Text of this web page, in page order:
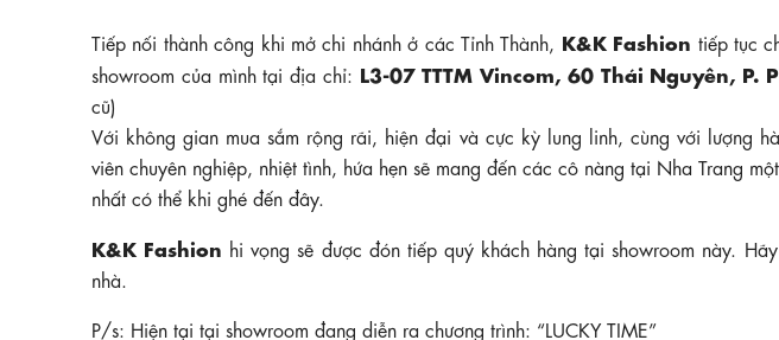
Tiếp nối thành công khi mở chi nhánh ở các Tỉnh Thành, K&K Fashion tiếp tục
showroom của mình tại địa chỉ: L3-07 TTTM Vincom, 60 Thái Nguyên, P.
cũ)
Với không gian mua sắm rộng rãi, hiện đại và cực kỳ lung linh, cùng với lượng
viên chuyên nghiệp, nhiệt tình, hứa hẹn sẽ mang đến các cô nàng tại Nha Trang
nhất có thể khi ghé đến đây.
K&K Fashion hi vọng sẽ được đón tiếp quý khách hàng tại showroom này.
nhà.
P/s: Hiện tại tại showroom đang diễn ra chương trình: “LUCKY TIME”